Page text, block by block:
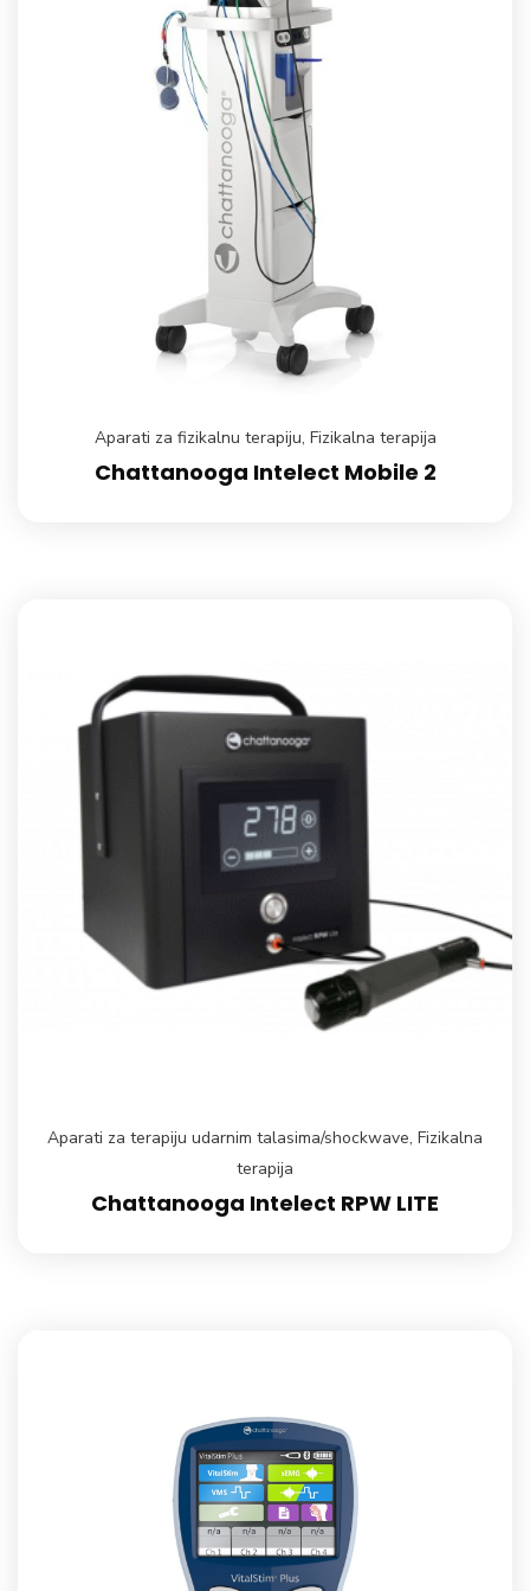
Aparati za fizikalnu terapiju, Fizikalna terapija
Chattanooga Intelect Mobile 2
Aparati za terapiju udarnim talasima/shockwave, Fizikalna
terapija
Chattanooga Intelect RPW LITE